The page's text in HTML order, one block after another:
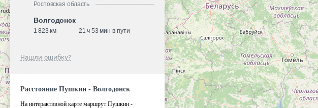
Ростовская область
Волгодонск
1 823 км 21 ч 53 мин в пути
Нашли ошибку?
Расстояние Пушкин - Волгодонск
На интерактивной карте маршрут Пушкин -